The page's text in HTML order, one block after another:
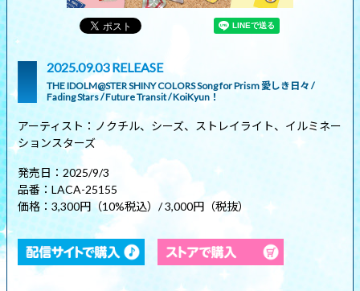
2025.09.03 RELEASE
THE IDOLM@STER SHINY COLORS Song for Prism 愛しき日々 /
Fading Stars / Future Transit / KoiKyun！
アーティスト：ノクチル、シーズ、ストレイライト、イルミネー
ションスターズ
発売日：2025/9/3
品番：LACA-25155
価格：3,300円（10%税込）/ 3,000円（税抜）